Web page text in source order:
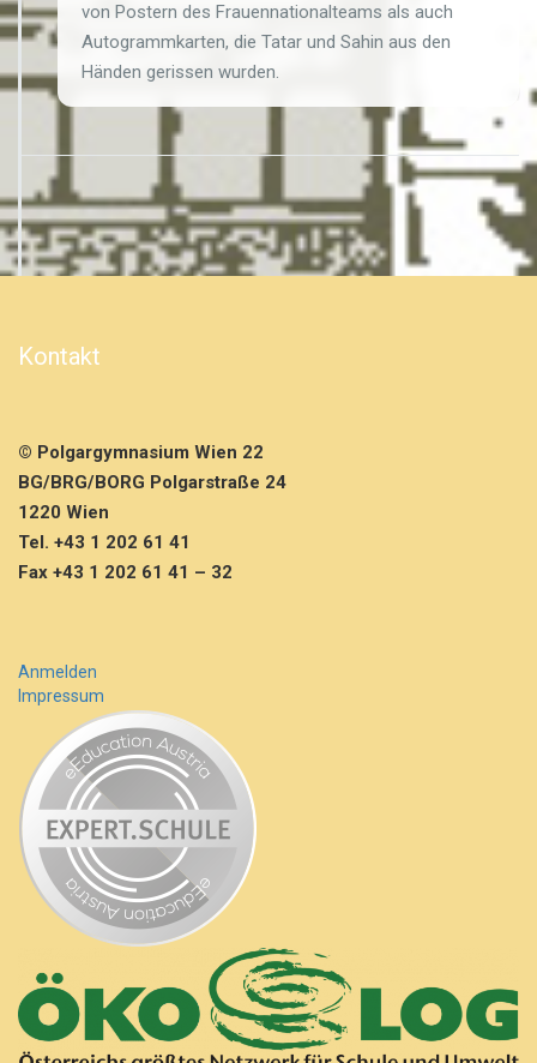
von Postern des Frauennationalteams als auch
Autogrammkarten, die Tatar und Sahin aus den
Händen gerissen wurden.
Kontakt
© Polgargymnasium Wien 22
BG/BRG/BORG Polgarstraße 24
1220 Wien
Tel. +43 1 202 61 41
Fax +43 1 202 61 41 – 32
Anmelden
Impressum